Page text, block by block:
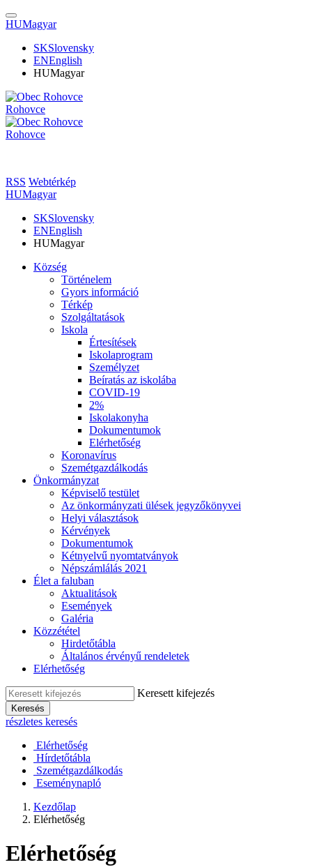
HUMagyar
SKSlovensky
ENEnglish
HUMagyar
Rohovce
Rohovce
RSS Webtérkép
HUMagyar
SKSlovensky
ENEnglish
HUMagyar
Község
Történelem
Gyors információ
Térkép
Szolgáltatások
Iskola
Értesítések
Iskolaprogram
Személyzet
Beíratás az iskolába
COVID-19
2%
Iskolakonyha
Dokumentumok
Elérhetőség
Koronavírus
Szemétgazdálkodás
Önkormányzat
Képviselő testület
Az önkormányzati ülések jegyzőkönyvei
Helyi választások
Kérvények
Dokumentumok
Kétnyelvű nyomtatványok
Népszámlálás 2021
Élet a faluban
Aktualitások
Események
Galéria
Közzététel
Hirdetőtábla
Általános érvényű rendeletek
Elérhetőség
Keresett kifejezés
Keresés
részletes keresés
Elérhetőség
Hírdetőtábla
Szemétgazdálkodás
Eseménynapló
Kezdőlap
Elérhetőség
Elérhetőség